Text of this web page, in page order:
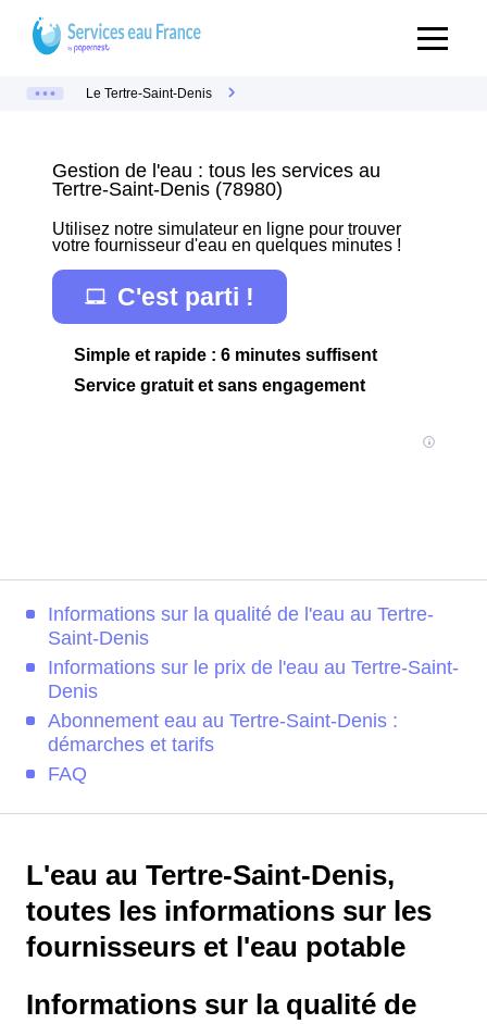
Le Tertre-Saint-Denis
Gestion de l'eau : tous les services au
Tertre-Saint-Denis (78980)
Utilisez notre simulateur en ligne pour trouver
votre fournisseur d'eau en quelques minutes !
C'est parti !
Simple et rapide : 6 minutes suffisent
Service gratuit et sans engagement
Informations sur la qualité de l'eau au Tertre-
Saint-Denis
Informations sur le prix de l'eau au Tertre-Saint-
Denis
Abonnement eau au Tertre-Saint-Denis :
démarches et tarifs
FAQ
L'eau au Tertre-Saint-Denis,
toutes les informations sur les
fournisseurs et l'eau potable
Informations sur la qualité de